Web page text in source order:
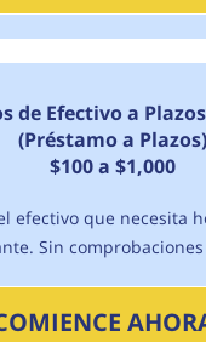
de Efectivo a
(Préstamo a Plazos)
$100 a $1,000
efectivo que necesita
Sin